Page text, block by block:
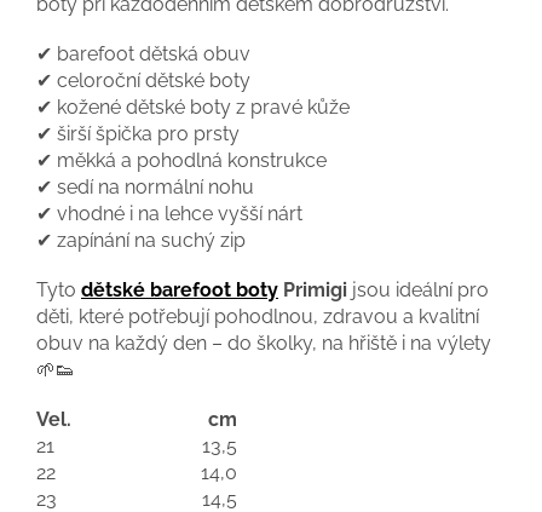
✔ barefoot dětská obuv
✔ celoroční dětské boty
✔ kožené dětské boty z pravé kůže
✔ širší špička pro prsty
✔ měkká a pohodlná konstrukce
✔ sedí na normální nohu
✔ vhodné i na lehce vyšší nárt
✔ zapínání na suchý zip
Tyto dětské barefoot boty Primigi jsou ideální pro
děti, které potřebují pohodlnou, zdravou a kvalitní
obuv na každý den – do školky, na hřiště i na výlety
🌱👟
Vel.
cm
21
13,5
22
14,0
23
14,5